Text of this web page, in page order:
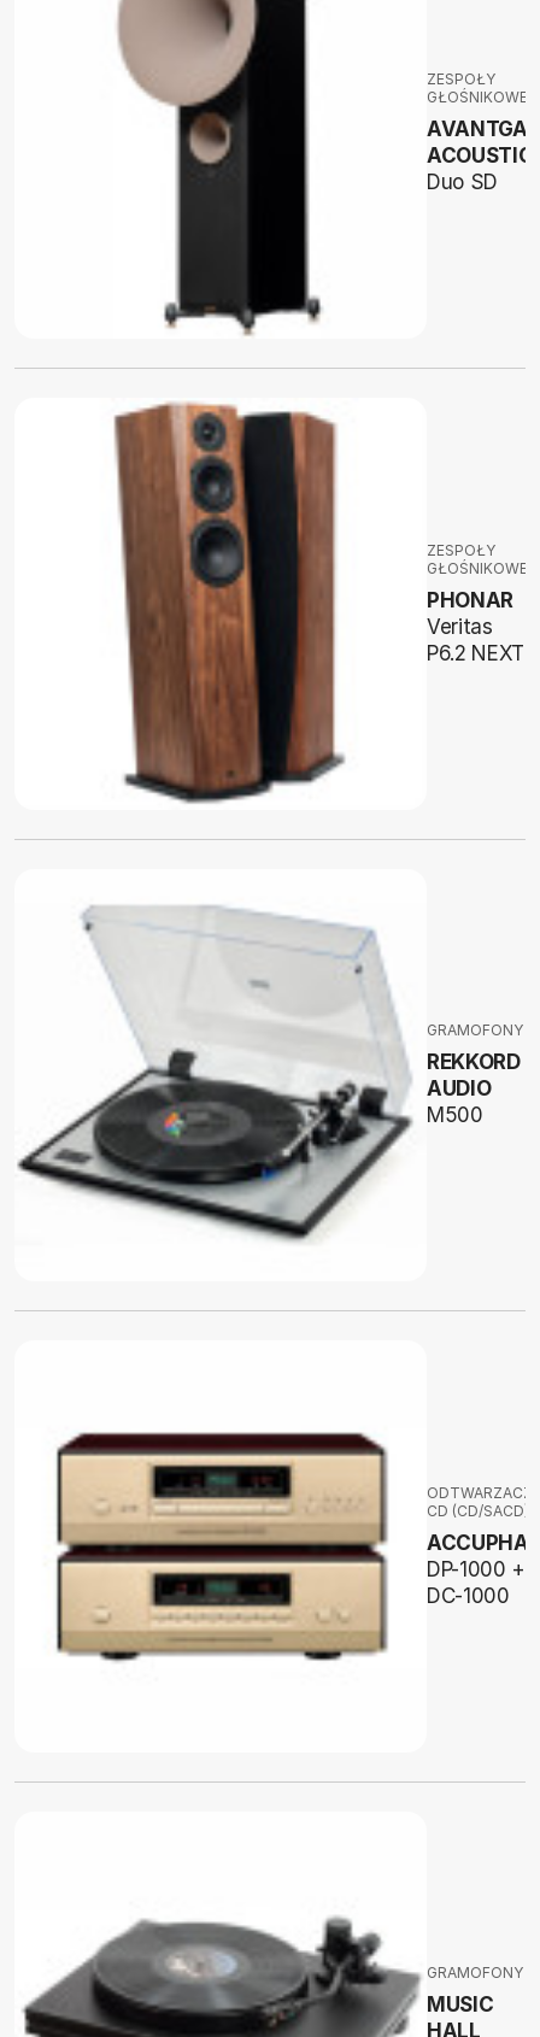
ZESPOŁY
GŁOŚNIKOWE
ACOUSTIC
Duo SD
ZESPOŁY
GŁOŚNIKOWE
PHONAR
Veritas
P6.2 NEXT
GRAMOFONY
REKKORD
AUDIO
M500
ODTWARZACZE
CD (CD/SACD)
DP-1000 +
DC-1000
GRAMOFONY
MUSIC
HALL